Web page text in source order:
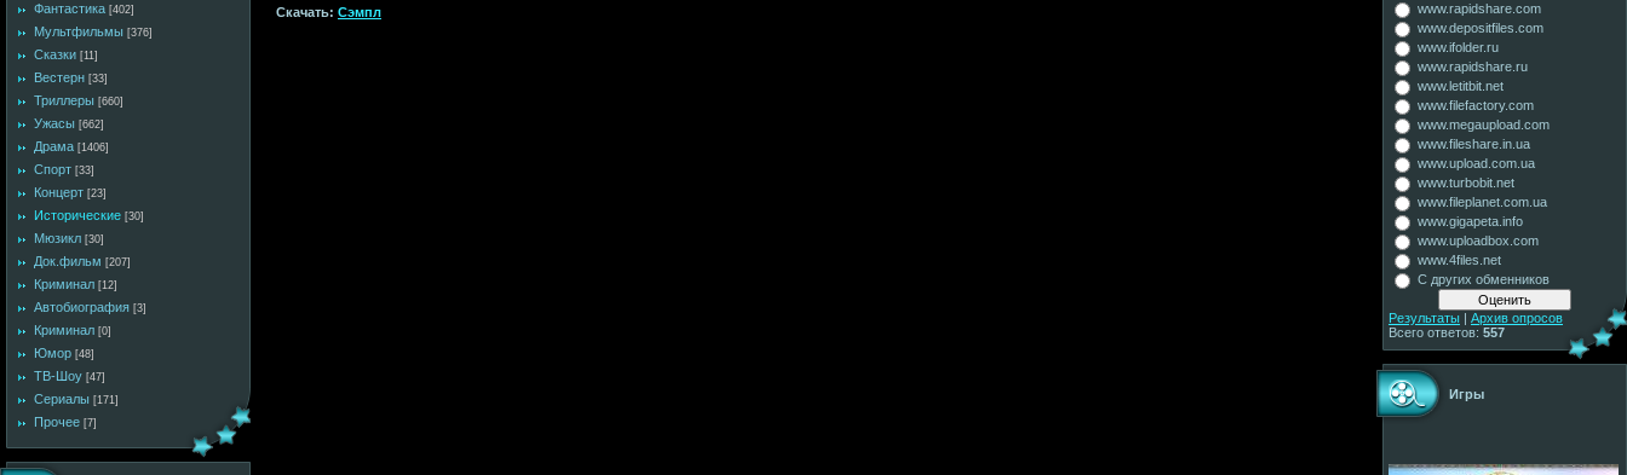
Фантастика [402]
Мультфильмы [376]
Сказки [11]
Вестерн [33]
Триллеры [660]
Ужасы [662]
Драма [1406]
Спорт [33]
Концерт [23]
Исторические [30]
Мюзикл [30]
Док.фильм [207]
Криминал [12]
Автобиография [3]
Криминал [0]
Юмор [48]
ТВ-Шоу [47]
Сериалы [171]
Прочее [7]
Скачать: Сэмпл
www.rapidshare.com
www.depositfiles.com
www.ifolder.ru
www.rapidshare.ru
www.letitbit.net
www.filefactory.com
www.megaupload.com
www.fileshare.in.ua
www.upload.com.ua
www.turbobit.net
www.fileplanet.com.ua
www.gigapeta.info
www.uploadbox.com
www.4files.net
С других обменников
Результаты | Архив опросов
Всего ответов: 557
Игры